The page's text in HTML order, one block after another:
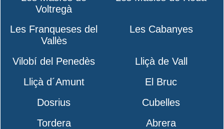
Voltregà
Les Franqueses del
Vallès
Les Cabanyes
Vilobí del Penedès
Lliçà de Vall
Lliçà d´Amunt
El Bruc
Dosrius
Cubelles
Tordera
Abrera